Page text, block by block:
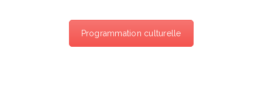
Programmation culturelle